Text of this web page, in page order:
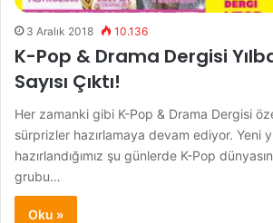
3 Aralık 2018 10.136
K-Pop & Drama Dergisi
Sayısı Çıktı!
Her zamanki gibi K-Pop & Drama Dergisi
sürprizler hazırlamaya devam ediyor. Yeni
hazırlandığımız şu günlerde K-Pop
grubu…
Oku »